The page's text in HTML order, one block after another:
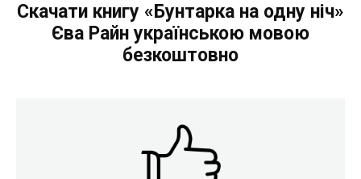
Скачати книгу «Бунтарка на одну ніч»
Єва Райн українською мовою
безкоштовно